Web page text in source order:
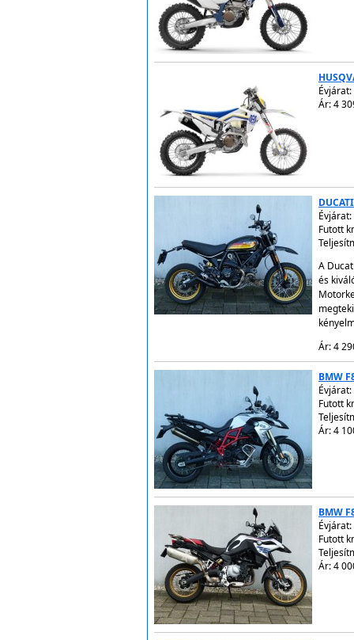
Évjárat:
Ár: 4
Évjárat:
Futott
A
és
Ár: 4
BMW
Évjárat:
Futott
Ár: 4
BMW
Évjárat:
Futott
Ár: 4